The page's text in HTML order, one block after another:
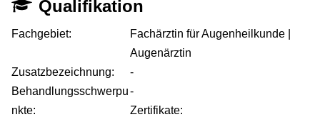
Qualifikation
Fachgebiet:
Fachärztin für Augenheilkunde |
Augenärztin
Zusatzbezeichnung:
-
Behandlungsschwerpu
nkte:
-
Zertifikate: